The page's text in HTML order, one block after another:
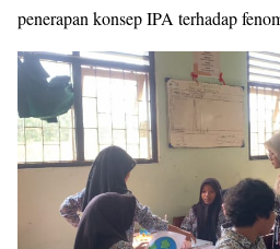
penerapan konsep IPA terhadap